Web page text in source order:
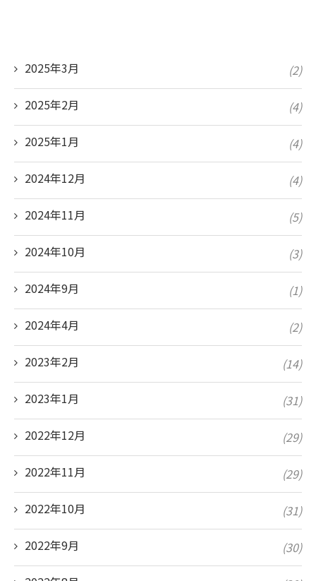
2025年3月 (2)
2025年2月 (4)
2025年1月 (4)
2024年12月 (4)
2024年11月 (5)
2024年10月 (3)
2024年9月 (1)
2024年4月 (2)
2023年2月 (14)
2023年1月 (31)
2022年12月 (29)
2022年11月 (29)
2022年10月 (31)
2022年9月 (30)